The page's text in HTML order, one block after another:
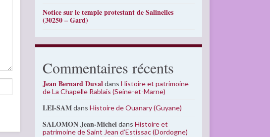
Notice sur le temple protestant de Salinelles
(30250 – Gard)
Commentaires récents
Jean Bernard DuvaldansHistoire et patrimoine
de La Chapelle Rablais (Seine-et-Marne)
LEI-SAMdansHistoire de Ouanary (Guyane)
SALOMON Jean-MicheldansHistoire et
patrimoine de Saint Jean d’Estissac (Dordogne)